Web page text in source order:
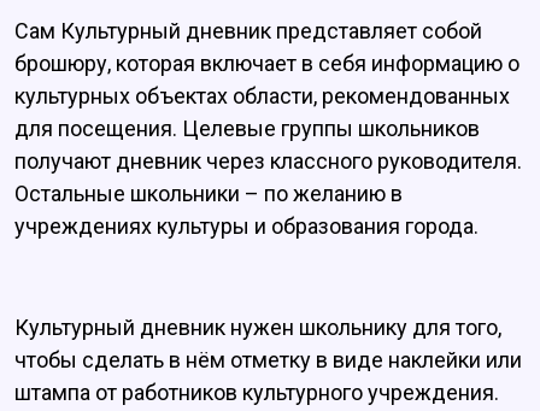
Сам Культурный дневник представляет собой
брошюру, которая включает в себя информацию о
культурных объектах области, рекомендованных
для посещения. Целевые группы школьников
получают дневник через классного руководителя.
Остальные школьники – по желанию в
учреждениях культуры и образования города.
Культурный дневник нужен школьнику для того,
чтобы сделать в нём отметку в виде наклейки или
штампа от работников культурного учреждения.